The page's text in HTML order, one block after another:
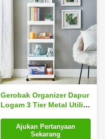
Gerobak Organizer Dapur
Logam 3 Tier Metal Utility
Ajukan Pertanyaan
Sekarang